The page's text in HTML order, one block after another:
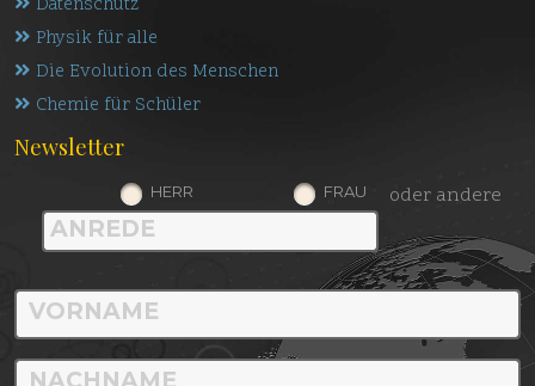
Datenschutz
Physik für alle
Die Evolution des Menschen
Chemie für Schüler
Newsletter
HERR FRAU oder andere